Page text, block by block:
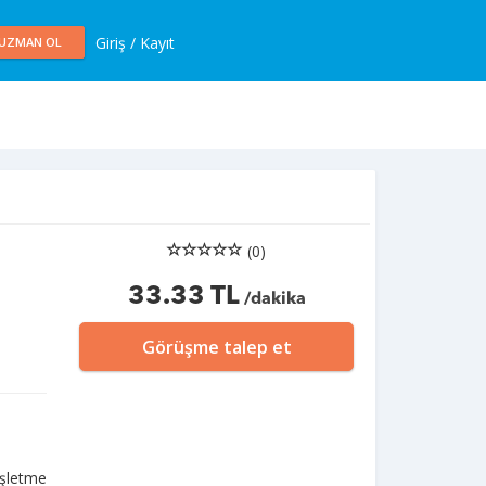
OL Giriş / Kayıt
(0)
33.33 TL/dakika
Görüşme talep et